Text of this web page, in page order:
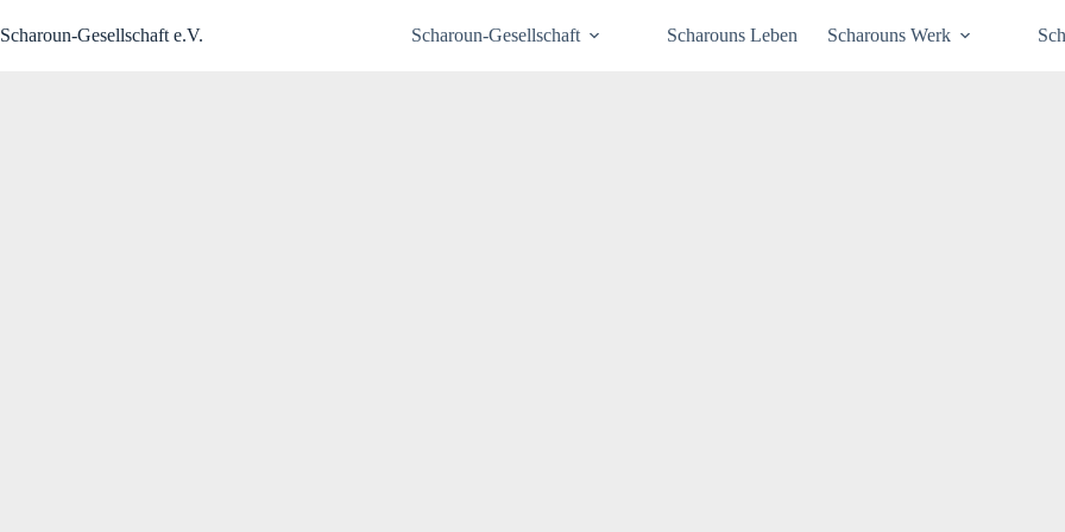
Inhalt
Scharoun-Gesellschaft e.V. Scharoun-Gesellschaft Scharouns Leben Scharouns Werk